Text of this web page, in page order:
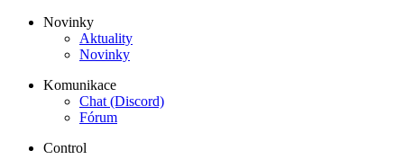
Novinky
Aktuality
Novinky
Komunikace
Chat (Discord)
Fórum
Control